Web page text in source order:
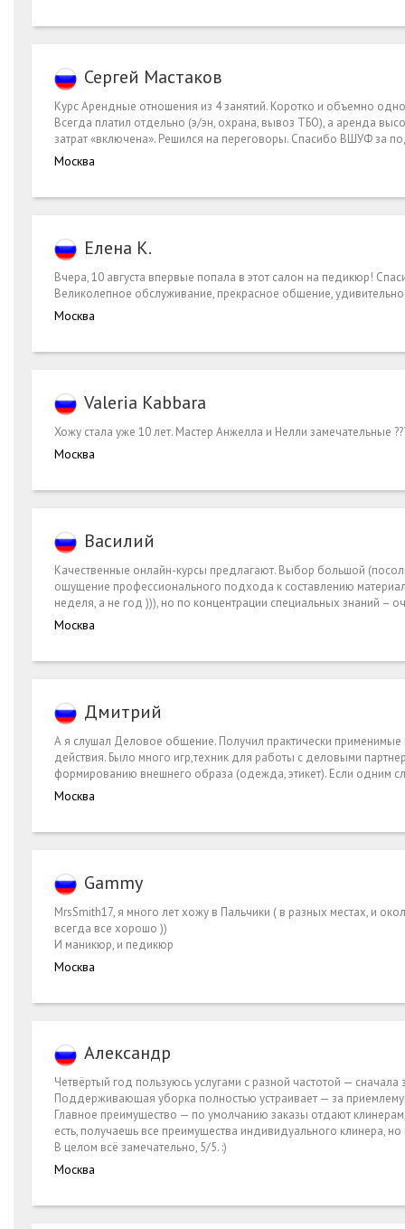
Сергей Мастаков
Курс Арендные отношения из 4 занятий. Коротко и объемно
Всегда платил отдельно (э/эн, охрана, вывоз ТБО), а аренда
затрат «включена». Решился на переговоры. Спасибо ВШУФ за
Москва
Елена К.
Вчера, 10 августа впервые попала в этот салон на педикюр!
Великолепное обслуживание, прекрасное общение,
Москва
Valeria Kabbara
Хожу стала уже 10 лет. Мастер Анжелла и Нелли замечательные
Москва
Василий
Качественные онлайн-курсы предлагают. Выбор большой
ощущение профессионального подхода к составлению
неделя, а не год ))), но по концентрации специальных знаний –
Москва
Дмитрий
А я слушал Деловое общение. Получил практически применимые
действия. Было много игр,техник для работы с деловыми
формированию внешнего образа (одежда, этикет). Если одним
Москва
Gammy
MrsSmith17, я много лет хожу в Пальчики ( в разных местах, и
всегда все хорошо ))
И маникюр, и педикюр
Москва
Александр
Четвёртый год пользуюсь услугами с разной частотой —
Поддерживающая уборка полностью устраивает — за
Главное преимущество — по умолчанию заказы отдают
есть, получаешь все преимущества индивидуального клинера,
В целом всё замечательно, 5/5. :)
Москва